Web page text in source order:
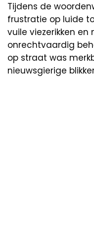
Tijdens de
frustratie op luide
vuile viezerikken
onrechtvaardig
op straat was
nieuwsgierige